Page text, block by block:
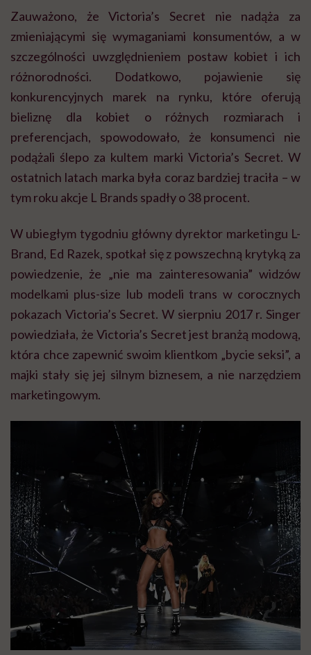
Zauważono, że Victoria’s Secret nie nadąża za
zmieniającymi się wymaganiami konsumentów, a w
szczególności uwzględnieniem postaw kobiet i ich
różnorodności. Dodatkowo, pojawienie się
konkurencyjnych marek na rynku, które oferują
bieliznę dla kobiet o różnych rozmiarach i
preferencjach, spowodowało, że konsumenci nie
podążali ślepo za kultem marki Victoria’s Secret. W
ostatnich latach marka była coraz bardziej traciła – w
tym roku akcje L Brands spadły o 38 procent.
W ubiegłym tygodniu główny dyrektor marketingu L-
Brand, Ed Razek, spotkał się z powszechną krytyką za
powiedzenie, że „nie ma zainteresowania” widzów
modelkami plus-size lub modeli trans w corocznych
pokazach Victoria’s Secret. W sierpniu 2017 r. Singer
powiedziała, że Victoria’s Secret jest branżą modową,
która chce zapewnić swoim klientkom „bycie seksi”, a
majki stały się jej silnym biznesem, a nie narzędziem
marketingowym.